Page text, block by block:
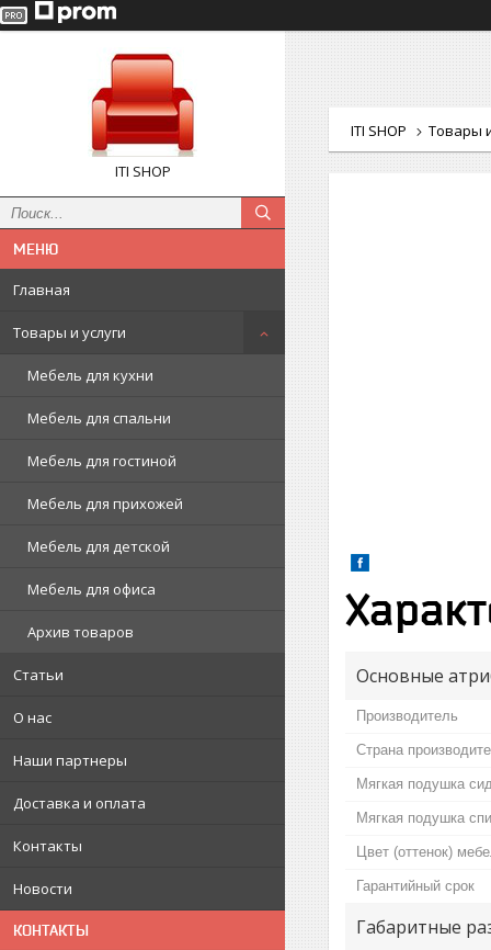
ITI SHOP
Главная
Товары и услуги
Мебель для кухни
Мебель для спальни
Мебель для гостиной
Мебель для прихожей
Мебель для детской
Мебель для офиса
Архив товаров
Статьи
О нас
Наши партнеры
Доставка и оплата
Контакты
Новости
КОНТАКТЫ
ITI SHOP Товары
Основные
Производитель
Страна
Мягкая подушка
Мягкая подушка
Цвет (оттенок)
Гарантийный срок
Габаритные